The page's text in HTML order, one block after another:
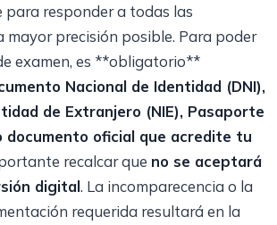
para responder a todas las
mayor precisión posible. Para poder
examen, es **obligatorio**
Nacional de Identidad (DNI),
de Extranjero (NIE), Pasaporte
documento oficial que acredite tu
recalcar que no se aceptará
digital. La incomparecencia o la
requerida resultará en la